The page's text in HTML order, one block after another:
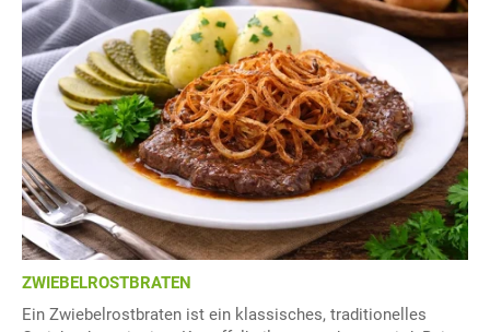
ZWIEBELROSTBRATEN
Ein Zwiebelrostbraten ist ein klassisches, traditionelles